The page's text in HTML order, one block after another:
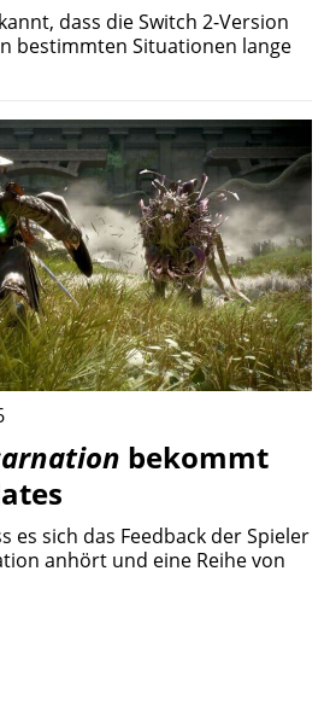
dass die Switch 2-Version
bestimmten Situationen lange
bekommt
es sich das Feedback der Spieler
anhört und eine Reihe von